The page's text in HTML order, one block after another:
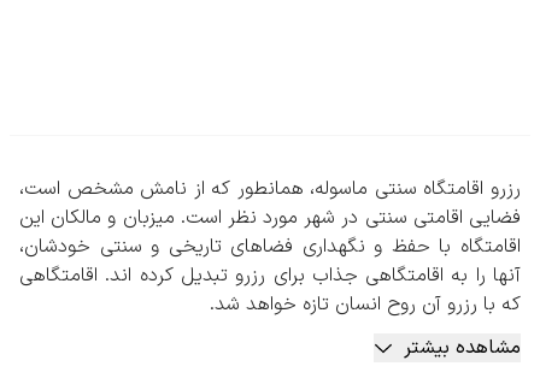
رزرو اقامتگاه سنتی ماسوله، همانطور که از نامش مشخص است،
فضایی اقامتی سنتی در شهر مورد نظر است. میزبان و مالکان این
اقامتگاه با حفظ و نگهداری فضاهای تاریخی و سنتی خودشان،
آنها را به اقامتگاهی جذاب برای رزرو تبدیل کرده اند. اقامتگاهی
که با رزرو آن روح انسان تازه خواهد شد.
این اقامتگاه های سنتی به طور معمول در شهرهای باستانی و
تاریخی ایران بیشتر یافت می شوند.
مشاهده بیشتر